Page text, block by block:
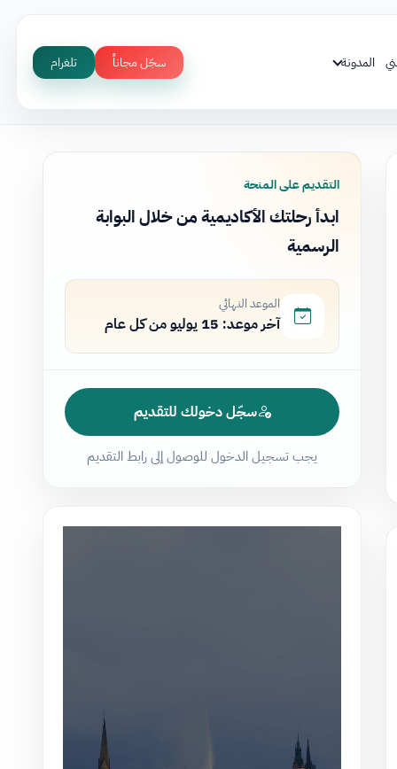
المدونة سجّل مجاناً تلغرام
التقديم على المنحة
ابدأ رحلتك الأكاديمية من خلال البوابة
الرسمية
الموعد النهائي
آخر موعد: 15 يوليو من كل عام
سجّل دخولك للتقديم
يجب تسجيل الدخول للوصول إلى رابط التقديم